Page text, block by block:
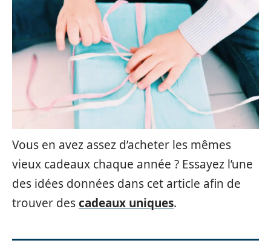
Vous en avez assez d’acheter les mêmes
vieux cadeaux chaque année ? Essayez l’une
des idées données dans cet article afin de
trouver descadeaux uniques.